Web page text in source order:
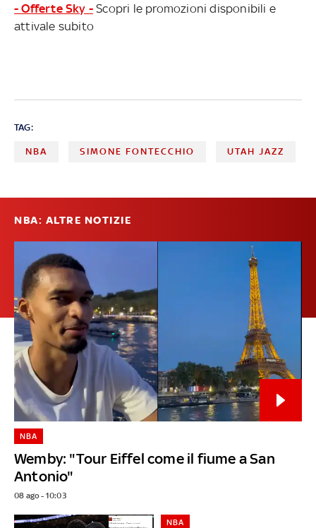
- Offerte Sky - Scopri le promozioni disponibili e
attivale subito
TAG:
NBA SIMONE FONTECCHIO UTAH JAZZ
NBA: ALTRE NOTIZIE
Wemby: "Tour Eiffel come il fiume a San
Antonio"
NBA
08 ago - 10:03
NBA